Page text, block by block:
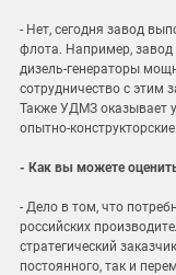
- Нет, сегодня завод
флота. Например,
дизель-генераторы
сотрудничество с этим
Также УДМЗ оказывает
опытно-
- Как вы можете
- Дело в том, что
российских
стратегический
постоянного, так и